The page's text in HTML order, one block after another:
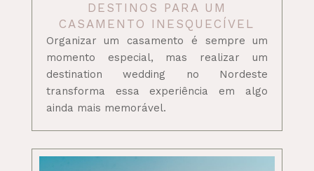
DESTINOS PARA UM
CASAMENTO INESQUECÍVEL
Organizar um casamento é sempre um
momento especial, mas realizar um
destination wedding no Nordeste
transforma essa experiência em algo
ainda mais memorável.